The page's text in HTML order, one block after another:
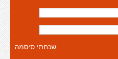
שכחתי סיסמה